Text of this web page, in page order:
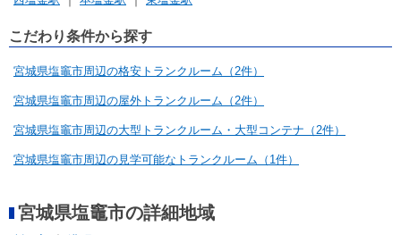
こだわり条件から探す
宮城県塩竈市周辺の格安トランクルーム（2件）
宮城県塩竈市周辺の屋外トランクルーム（2件）
宮城県塩竈市周辺の大型トランクルーム・大型コンテナ（2件）
宮城県塩竈市周辺の見学可能なトランクルーム（1件）
宮城県塩竈市の詳細地域